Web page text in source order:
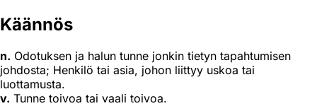
Käännös
n. Odotuksen ja halun tunne jonkin tietyn tapahtumisen
johdosta; Henkilö tai asia, johon liittyy uskoa tai
luottamusta.
v. Tunne toivoa tai vaali toivoa.